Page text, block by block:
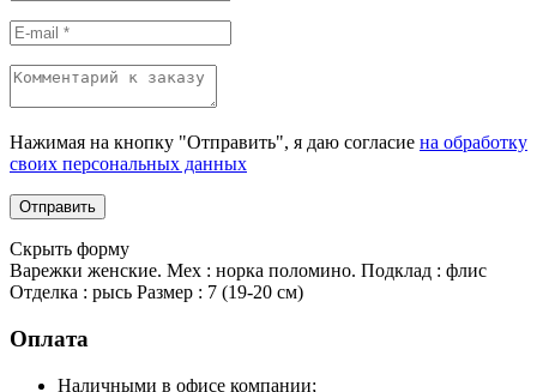
Нажимая на кнопку "Отправить", я даю согласие на обработку
своих персональных данных
Скрыть форму
Варежки женские. Мех : норка поломино. Подклад : флис
Отделка : рысь Размер : 7 (19-20 см)
Оплата
Наличными в офисе компании;